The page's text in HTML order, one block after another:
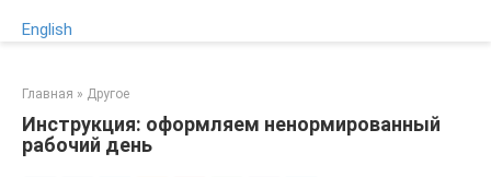
English
Главная » Другое
Инструкция: оформляем ненормированный
рабочий день